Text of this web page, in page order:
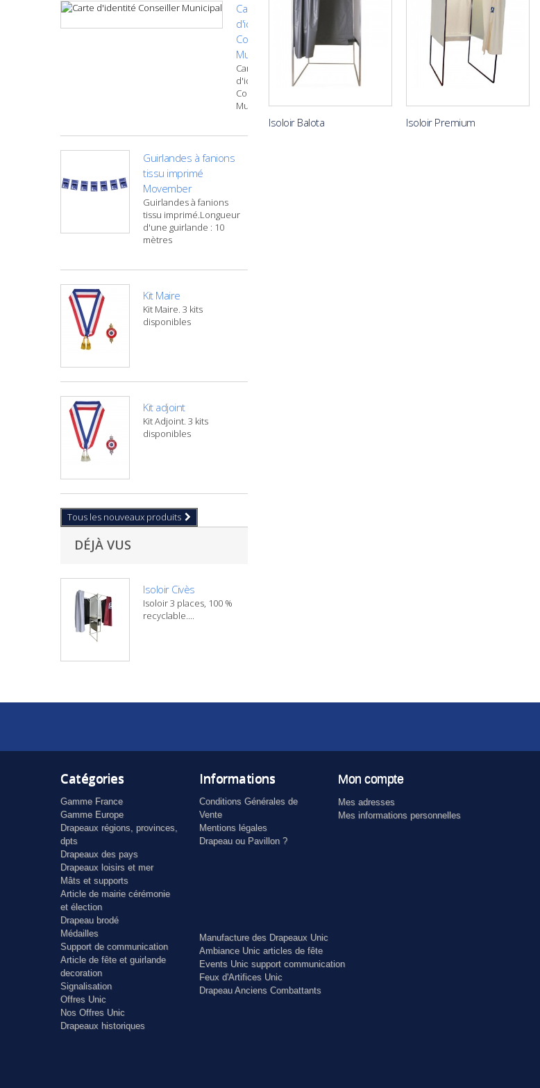
Carte
d'identité
Conseiller
Municipal
Carte
d'identité
Conseiller
Municipal
Guirlandes à fanions
tissu imprimé
Movember
Guirlandes à fanions
tissu imprimé.Longueur
d'une guirlande : 10
mètres
Kit Maire
Kit Maire. 3 kits
disponibles
Kit adjoint
Kit Adjoint. 3 kits
disponibles
Tous les nouveaux produits
DÉJÀ VUS
Isoloir Civès
Isoloir 3 places, 100 %
recyclable....
Isoloir Balota Isoloir Premium
Catégories
Gamme France
Gamme Europe
Drapeaux régions, provinces,
dpts
Drapeaux des pays
Drapeaux loisirs et mer
Mâts et supports
Article de mairie cérémonie
et élection
Drapeau brodé
Médailles
Support de communication
Article de fête et guirlande
decoration
Signalisation
Offres Unic
Nos Offres Unic
Drapeaux historiques
Informations
Conditions Générales de
Vente
Mentions légales
Drapeau ou Pavillon ?
Mon compte
Mes adresses
Mes informations personnelles
Manufacture des Drapeaux Unic
Ambiance Unic articles de fête
Events Unic support communication
Feux d'Artifices Unic
Drapeau Anciens Combattants